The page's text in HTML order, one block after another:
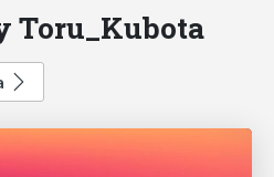
Toru_Kubota